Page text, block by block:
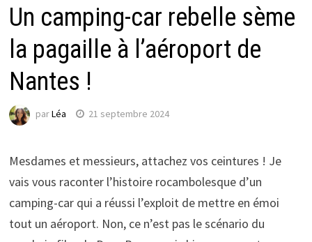
Un camping-car rebelle sème
la pagaille à l’aéroport de
Nantes !
parLéa 21 septembre 2024
Mesdames et messieurs, attachez vos ceintures ! Je
vais vous raconter l’histoire rocambolesque d’un
camping-car qui a réussi l’exploit de mettre en émoi
tout un aéroport. Non, ce n’est pas le scénario du